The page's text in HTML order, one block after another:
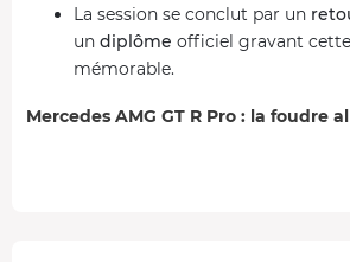
La session se conclut par un
un diplôme officiel gravant
mémorable.
Mercedes AMG GT R Pro : la foudre